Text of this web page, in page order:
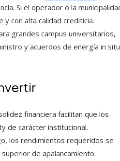
Si el operador o la
con alta calidad crediticia.
grandes campus universitarios,
y acuerdos de energía in situ
financiera facilitan que los
de carácter institucional.
los rendimientos requeridos se
de apalancamiento.